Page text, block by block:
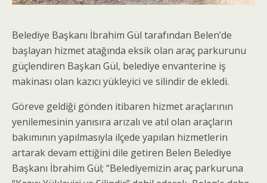
Belediye Başkanı İbrahim Gül tarafından Belen’de
başlayan hizmet atağında eksik olan araç parkurunu
güçlendiren Başkan Gül, belediye envanterine iş
makinası olan kazıcı yükleyici ve silindir de ekledi.
Göreve geldiği gönden itibaren hizmet araçlarının
yenilemesinin yanısıra arızalı ve atıl olan araçların
bakımının yapılmasıyla ilçede yapılan hizmetlerin
artarak devam ettiğini dile getiren Belen Belediye
Başkanı İbrahim Gül; “Belediyemizin araç parkuruna